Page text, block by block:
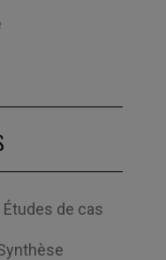
Études de cas